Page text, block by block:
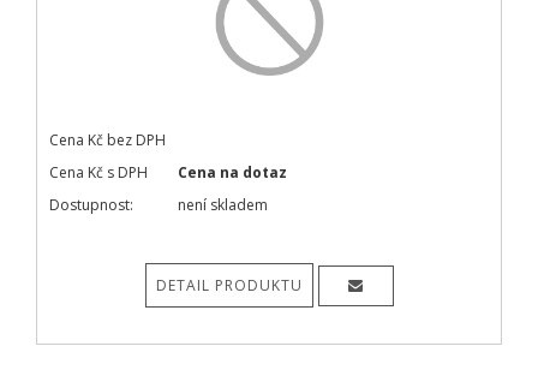
Cena Kč bez DPH
Cena Kč s DPH
Cena na dotaz
Dostupnost:
není skladem
DETAIL PRODUKTU